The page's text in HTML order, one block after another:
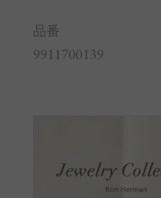
品番
9911700139